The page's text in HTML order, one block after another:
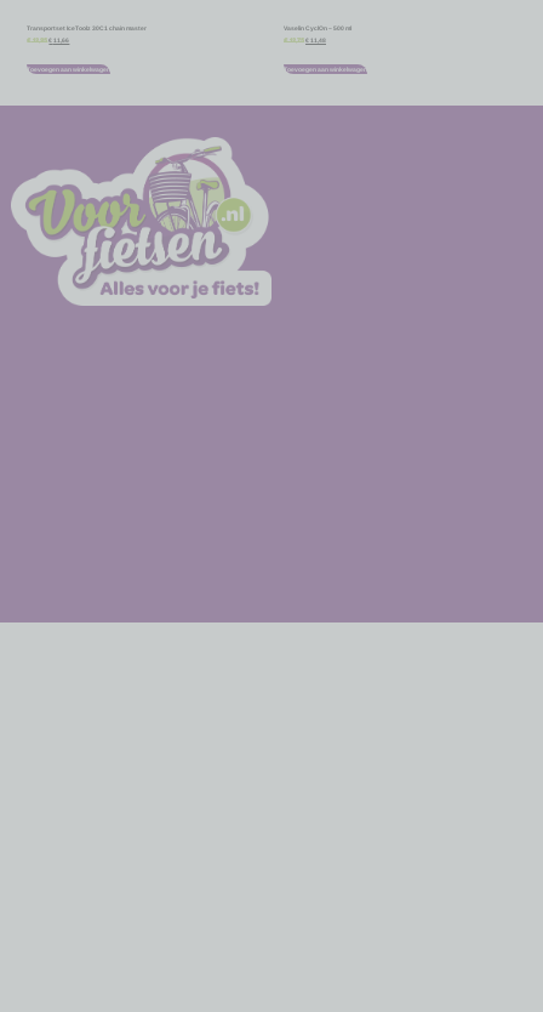
Transportset IceToolz 30C1 chain master
€ 12,95 € 11,66
Toevoegen aan winkelwagen
Vaselin CyclOn – 500 ml
€ 12,75 € 11,48
Toevoegen aan winkelwagen